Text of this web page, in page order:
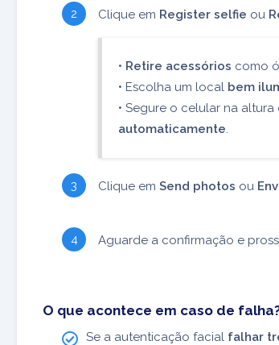
Clique em Register selfie ou
• Retire acessórios como
• Escolha um local bem
• Segure o celular na altura
automaticamente.
Clique em Send photos ou
Aguarde a confirmação e
O que acontece em caso de
Se a autenticação facial falhar